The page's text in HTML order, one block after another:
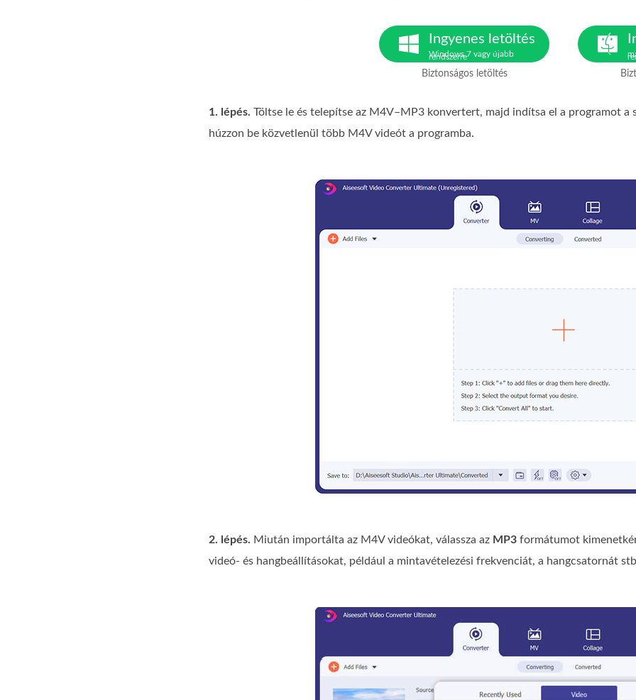
Ingyenes letöltés
Windows 7 vagy újabb
rendszerre
Biztonságos letöltés
1. lépés. Töltse le és telepítse az M4V–MP3 konvertert, majd indítsa el a programot a
húzzon be közvetlenül több M4V videót a programba.
2. lépés. Miután importálta az M4V videókat, válassza az MP3 formátumot
videó‑ és hangbeállításokat, például a mintavételezési frekvenciát, a hangcsatornát